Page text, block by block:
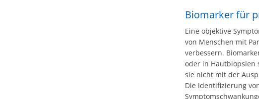
Biomarker für
Eine objektive
von Menschen mit
verbessern.
oder in Hautbiopsien
sie nicht mit der
Die Identifizierung